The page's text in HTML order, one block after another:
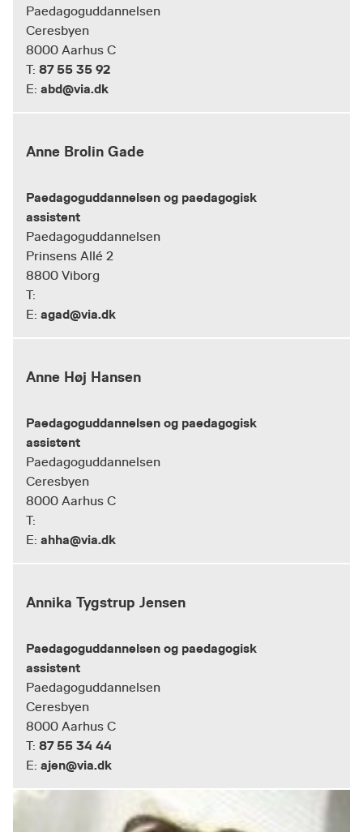
Paedagoguddannelsen
Ceresbyen
8000 Aarhus C
T: 87 55 35 92
E: abd@via.dk
Anne Brolin Gade
Paedagoguddannelsen og paedagogisk
assistent
Paedagoguddannelsen
Prinsens Allé 2
8800 Viborg
T:
E: agad@via.dk
Anne Høj Hansen
Paedagoguddannelsen og paedagogisk
assistent
Paedagoguddannelsen
Ceresbyen
8000 Aarhus C
T:
E: ahha@via.dk
Annika Tygstrup Jensen
Paedagoguddannelsen og paedagogisk
assistent
Paedagoguddannelsen
Ceresbyen
8000 Aarhus C
T: 87 55 34 44
E: ajen@via.dk